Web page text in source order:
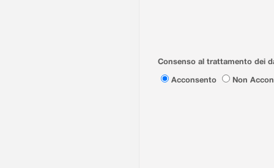
Consenso al trattamento dei
Acconsento
Non